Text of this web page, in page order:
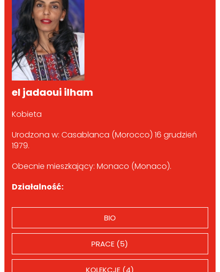
el jadaoui ilham
Kobieta
Urodzona w: Casablanca (Morocco) 16 grudzień
1979.
Obecnie mieszkający: Monaco (Monaco).
Działalność:
BIO
PRACE (5)
KOLEKCJE (4)